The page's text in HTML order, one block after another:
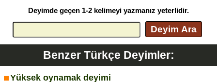
Deyimde geçen 1-2 kelimeyi yazmanız yeterlidir.
Deyim Ara
Benzer Türkçe Deyimler:
Yüksek oynamak deyimi